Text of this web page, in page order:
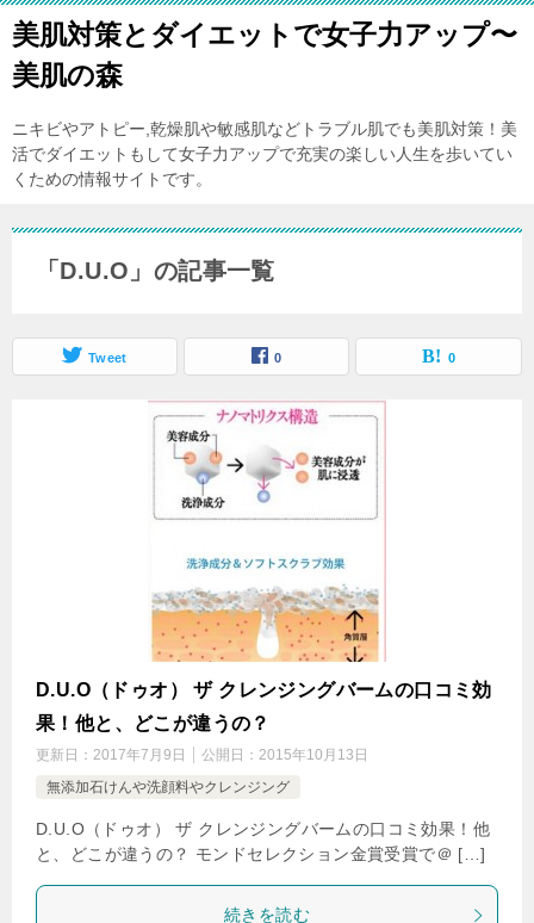
美肌対策とダイエットで女子力アップ〜
美肌の森
ニキビやアトピー,乾燥肌や敏感肌などトラブル肌でも美肌対策！美
活でダイエットもして女子力アップで充実の楽しい人生を歩いてい
くための情報サイトです。
「D.U.O」の記事一覧
Tweet 0 0
D.U.O（ドゥオ） ザ クレンジングバームの口コミ効
果！他と、どこが違うの？
更新日： 2017年7月9日 公開日： 2015年10月13日
無添加石けんや洗顔料やクレンジング
D.U.O（ドゥオ） ザ クレンジングバームの口コミ効果！他
と、どこが違うの？ モンドセレクション金賞受賞で＠ […]
続きを読む